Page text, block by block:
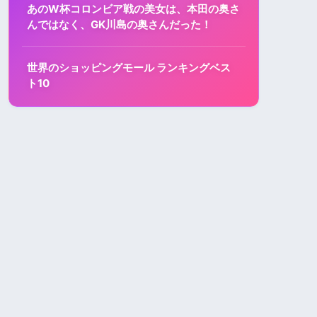
あのW杯コロンビア戦の美女は、本田の奥さ
んではなく、GK川島の奥さんだった！
世界のショッピングモール ランキングベス
ト10